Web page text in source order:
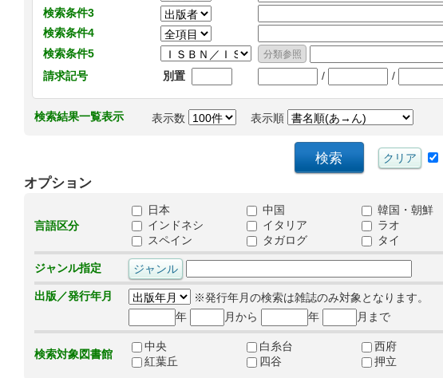
検索条件3
検索条件4
検索条件5
請求記号
別置 / /
検索結果一覧表示 表示数 表示順
オプション
言語区分
日本 中国 韓国・朝鮮
インドネシ
イタリア ラオ
スペイン
タガログ タイ
ジャンル指定
出版／発行年月
※発行年月の検索は雑誌のみ対象となります。
年
月から 年 月まで
検索対象図書館
中央 白糸台 西府
紅葉丘
四谷 押立